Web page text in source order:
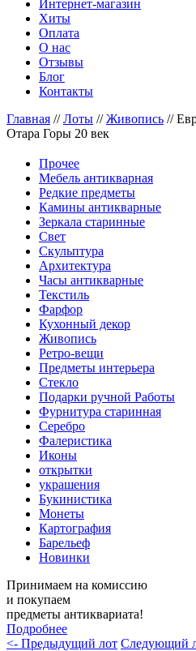
Интернет-магазин
Хиты
Оплата
О нас
Отзывы
Блог
Контакты
Главная //Лоты //Живопись //
Отара Горы 20 век
Прочее
Мебель антикварная
Редкие предметы
Камины антикварные
Зеркала старинные
Свет
Скульптура
Архитектура
Часы антикварные
Текстиль
Фарфор
Кухонный декор
Живопись
Ретро-вещи
Предметы интерьера
Стекло
Подарки ручной Работы
Фурнитура старинная
Серебро
Фалеристика
Иконы
открытки
украшения
Букинистика
Монеты
Картография
Барельеф
Новинки
Принимаем на комиссию
и покупаем
предметы антиквариата!
Подробнее
<- Предыдущий лот Следующий